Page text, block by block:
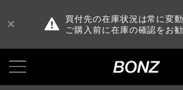
買付先の在庫状況は常に変動
ご購入前に在庫の確認をお勧